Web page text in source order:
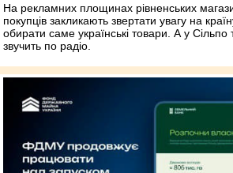
На рекламних площинах рівненських
покупців закликають звертати увагу на
обирати саме українські товари. А у Сільпо
звучить по радіо.